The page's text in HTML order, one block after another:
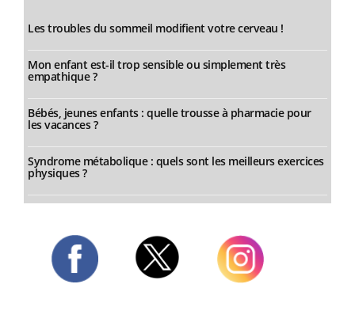
Les troubles du sommeil modifient votre cerveau !
Mon enfant est-il trop sensible ou simplement très
empathique ?
Bébés, jeunes enfants : quelle trousse à pharmacie pour
les vacances ?
Syndrome métabolique : quels sont les meilleurs exercices
physiques ?